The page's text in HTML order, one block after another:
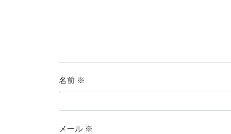
名前 ※
メール ※